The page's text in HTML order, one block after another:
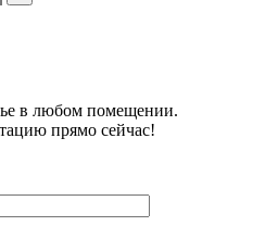
в любом помещении.
прямо сейчас!